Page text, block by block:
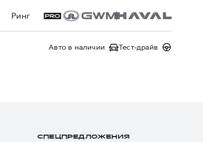
Ринг
Авто в наличии Тест-драйв
СПЕЦПРЕДЛОЖЕНИЯ